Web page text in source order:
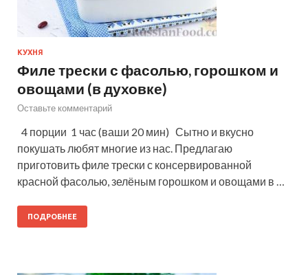
КУХНЯ
Филе трески с фасолью, горошком и
овощами (в духовке)
Оставьте комментарий
4 порции 1 час (ваши 20 мин) Сытно и вкусно
покушать любят многие из нас. Предлагаю
приготовить филе трески с консервированной
красной фасолью, зелёным горошком и овощами в …
ПОДРОБНЕЕ